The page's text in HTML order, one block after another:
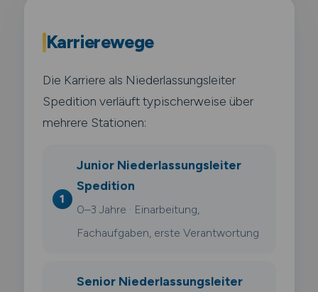
Karrierewege
Die Karriere als Niederlassungsleiter
Spedition verläuft typischerweise über
mehrere Stationen:
Junior Niederlassungsleiter
Spedition
0–3 Jahre · Einarbeitung,
Fachaufgaben, erste Verantwortung
Senior Niederlassungsleiter